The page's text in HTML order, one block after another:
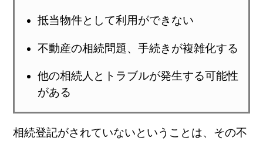
抵当物件として利用ができない
不動産の相続問題、手続きが複雑化する
他の相続人とトラブルが発生する可能性
がある
相続登記がされていないということは、その不